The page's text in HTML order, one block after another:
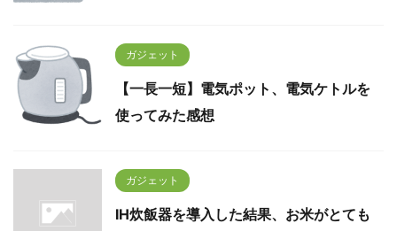
ガジェット
【一長一短】電気ポット、電気ケトルを
使ってみた感想
ガジェット
IH炊飯器を導入した結果、お米がとても